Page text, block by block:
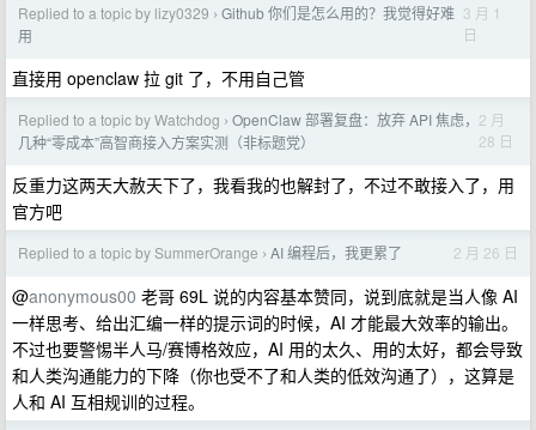
Replied to a topic by lizy0329 › Github 你们是怎么用的？我觉得好难
用
3 月 1
日
直接用 openclaw 拉 git 了，不用自己管
Replied to a topic by Watchdog › OpenClaw 部署复盘：放弃 API 焦虑，
几种“零成本”高智商接入方案实测（非标题党）
2 月
28 日
反重力这两天大赦天下了，我看我的也解封了，不过不敢接入了，用
官方吧
Replied to a topic by SummerOrange › AI 编程后，我更累了 2 月 26 日
@anonymous00 老哥 69L 说的内容基本赞同，说到底就是当人像 AI
一样思考、给出汇编一样的提示词的时候，AI 才能最大效率的输出。
不过也要警惕半人马/赛博格效应，AI 用的太久、用的太好，都会导致
和人类沟通能力的下降（你也受不了和人类的低效沟通了），这算是
人和 AI 互相规训的过程。